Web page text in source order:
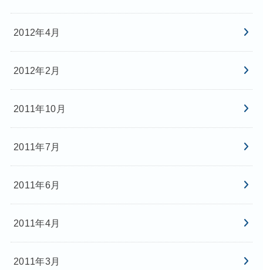
2012年4月
2012年2月
2011年10月
2011年7月
2011年6月
2011年4月
2011年3月